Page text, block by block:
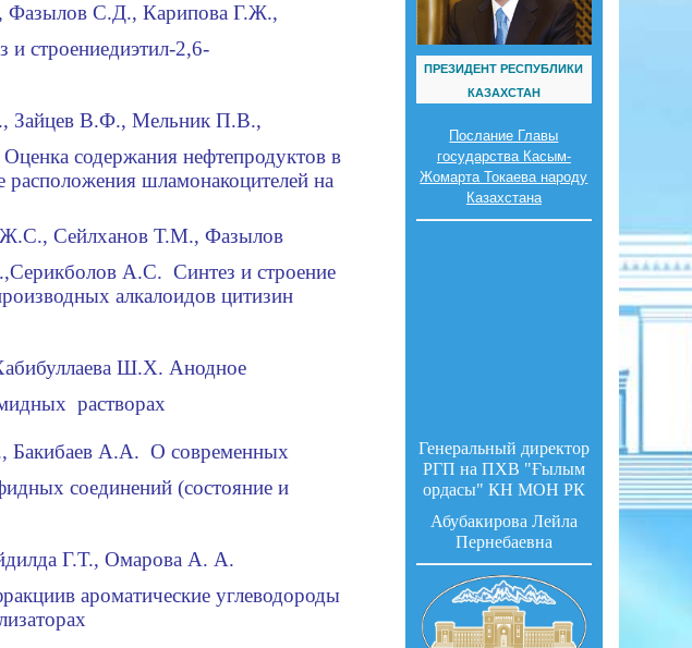
Фазылов С.Д., Карипова Г.Ж.,
и строениедиэтил-2,6-
Зайцев В.Ф., Мельник П.В.,
Оценка содержания нефтепродуктов в
расположения шламонакоцителейна
Ж.С., Сейлханов Т.М., Фазылов
Серикболов А.С. Синтез и строение
алкалоидов цитизин
Ш.Х. Анодное
растворах
, Бакибаев А.А. О современных
соединений (состояние и
Г.Т., Омарова А. А.
в ароматические углеводороды
ПРЕЗИДЕНТ РЕСПУБЛИКИ
КАЗАХСТАН
Послание Главы
государства Касым-
Жомарта Токаева народу
Казахстана
Генеральный директор
РГП на ПХВ "Ғылым
ордасы" КН МОН РК
Абубакирова Лейла
Пернебаевна